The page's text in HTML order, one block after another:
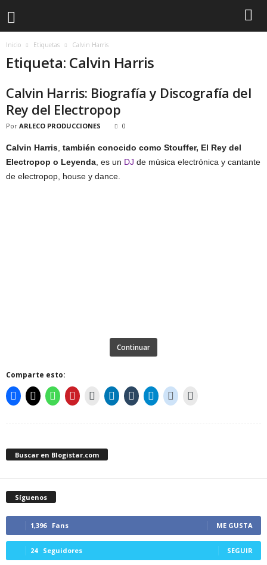
Inicio Etiquetas Calvin Harris
Etiqueta: Calvin Harris
Calvin Harris: Biografía y Discografía del
Rey del Electropop
Por ARLECO PRODUCCIONES 0
Calvin Harris también conocido como Stouffer, El Rey del
Electropop o Leyenda , es un DJ de música electrónica y cantante
de electropop, house y dance.
Continuar
Comparte esto:
Buscar en Blogistar.com
Síguenos
1,396 Fans ME GUSTA
24 Seguidores SEGUIR